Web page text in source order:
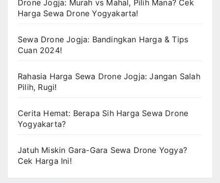
Drone Jogja: Murah vs Mahal, Pilih Mana? Cek
Harga Sewa Drone Yogyakarta!
Sewa Drone Jogja: Bandingkan Harga & Tips
Cuan 2024!
Rahasia Harga Sewa Drone Jogja: Jangan Salah
Pilih, Rugi!
Cerita Hemat: Berapa Sih Harga Sewa Drone
Yogyakarta?
Jatuh Miskin Gara-Gara Sewa Drone Yogya?
Cek Harga Ini!